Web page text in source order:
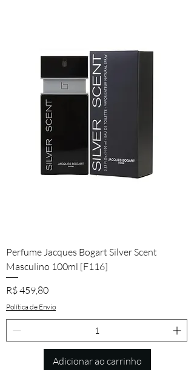
Perfume Jacques Bogart Silver Scent
Masculino 100ml [F116]
Preço
R$ 459,80
Política de Envio
Adicionar ao carrinho